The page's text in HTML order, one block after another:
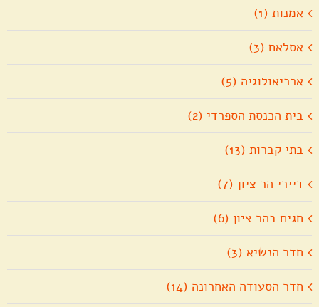
אמנות (1)
אסלאם (3)
ארכיאולוגיה (5)
בית הכנסת הספרדי (2)
בתי קברות (13)
דיירי הר ציון (7)
חגים בהר ציון (6)
חדר הנשיא (3)
חדר הסעודה האחרונה (14)